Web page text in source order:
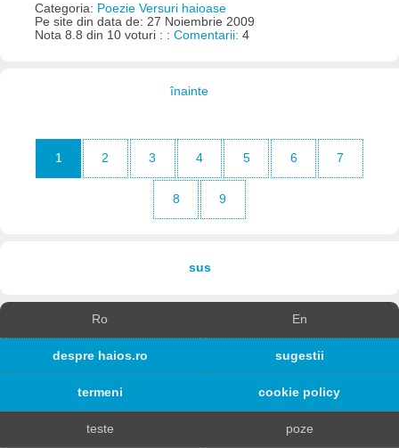
Categoria: Poezie Versuri haioase
Pe site din data de: 27 Noiembrie 2009
Nota 8.8 din 10 voturi : : Comentarii: 4
înainte
1 2 3 4 5 6 7
8 9
sus
Ro En
despre haios.ro sugestii
termeni cookie policy
teste poze